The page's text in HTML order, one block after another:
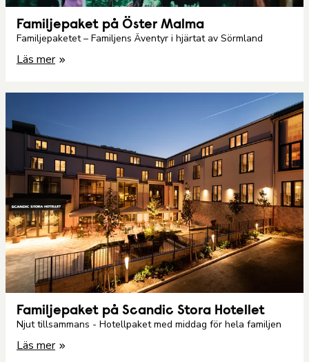
Familjepaket på Öster Malma
Familjepaketet – Familjens Äventyr i hjärtat av Sörmland
Läs mer
Familjepaket på Scandic Stora Hotellet
Njut tillsammans - Hotellpaket med middag för hela familjen
Läs mer